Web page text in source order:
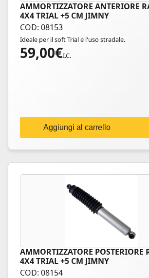
AMMORTIZZATORE ANTERIORE
4X4 TRIAL +5 CM JIMNY
COD: 08153
Ideale per il soft Trial e l'uso stradale.
59,00€I.C.
Aggiungi al carrello
AMMORTIZZATORE POSTERIORE
4X4 TRIAL +5 CM JIMNY
COD: 08154